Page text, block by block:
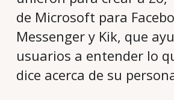
de Microsoft para
Messenger y Kik, que
usuarios a entender lo
dice acerca de su